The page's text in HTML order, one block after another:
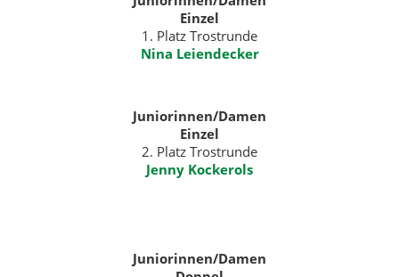
Einzel
1. Platz Trostrunde
Nina Leiendecker
Juniorinnen/Damen
Einzel
2. Platz Trostrunde
Jenny Kockerols
Juniorinnen/Damen